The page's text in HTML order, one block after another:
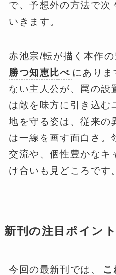
で、予想外の方法で次
いきます。
赤池宗/転が描く本作の
勝つ知恵比べ にありま
ない主人公が、罠の設
は敵を味方に引き込む
地を守る姿は、従来の
は一線を画す面白さ。
交流や、個性豊かなキ
け合いも見どころです。
新刊の注目ポイント
今回の最新刊では、
こ